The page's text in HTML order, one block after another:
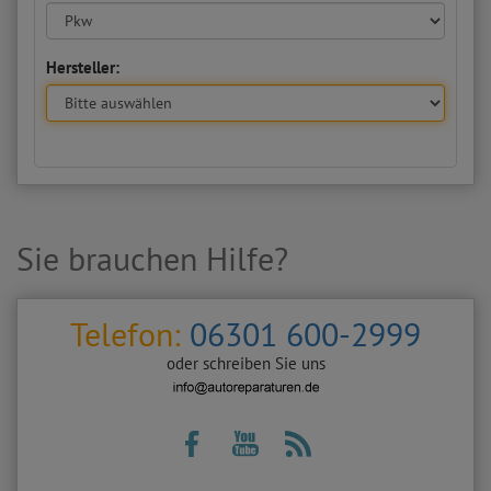
Hersteller:
Sie brauchen Hilfe?
Telefon: 06301 600-2999
oder schreiben Sie uns